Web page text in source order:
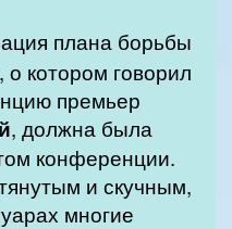
плана борьбы
котором говорил
премьер
, должна была
конференции.
и скучным,
многие